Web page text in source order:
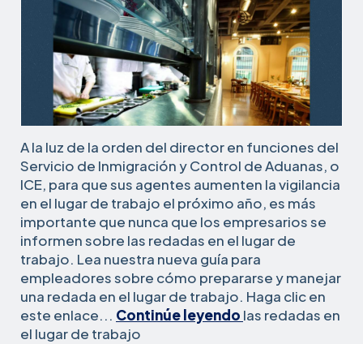
A la luz de la orden del director en funciones del
Servicio de Inmigración y Control de Aduanas, o
ICE, para que sus agentes aumenten la vigilancia
en el lugar de trabajo el próximo año, es más
importante que nunca que los empresarios se
informen sobre las redadas en el lugar de
trabajo. Lea nuestra nueva guía para
empleadores sobre cómo prepararse y manejar
una redada en el lugar de trabajo. Haga clic en
este enlace... Continúe leyendo 5
las redadas en
el lugar de trabajo